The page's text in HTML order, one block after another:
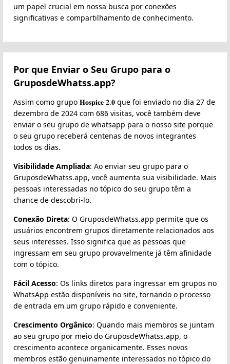
um papel crucial em nossa busca por conexões
significativas e compartilhamento de conhecimento.
Por que Enviar o Seu Grupo para o
GruposdeWhatss.app?
Assim como grupo 𝐇𝐨𝐬𝐩𝐢𝐜𝐞 𝟐.𝟎 que foi enviado no dia 27 de
dezembro de 2024 com 686 visitas, você também deve
enviar o seu grupo de whatsapp para o nosso site porque
o seu grupo receberá centenas de novos integrantes
todos os dias.
Visibilidade Ampliada: Ao enviar seu grupo para o
GruposdeWhatss.app, você aumenta sua visibilidade. Mais
pessoas interessadas no tópico do seu grupo têm a
chance de descobri-lo.
Conexão Direta: O GruposdeWhatss.app permite que os
usuários encontrem grupos diretamente relacionados aos
seus interesses. Isso significa que as pessoas que
ingressam em seu grupo provavelmente já têm afinidade
com o tópico.
Fácil Acesso: Os links diretos para ingressar em grupos no
WhatsApp estão disponíveis no site, tornando o processo
de entrada em um grupo rápido e conveniente.
Crescimento Orgânico: Quando mais membros se juntam
ao seu grupo por meio do GruposdeWhatss.app, o
crescimento acontece organicamente. Esses novos
membros estão genuinamente interessados no tópico do